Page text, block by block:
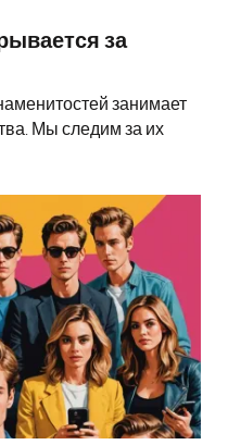
за
занимает
Мы следим за их